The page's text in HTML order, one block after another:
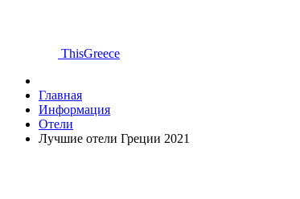
ThisGreece
Главная
Информация
Отели
Лучшие отели Греции 2021